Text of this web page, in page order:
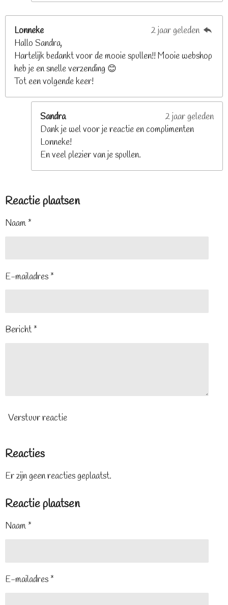
Lonneke
2 jaar geleden
Hallo Sandra,
Hartelijk bedankt voor de mooie spullen!! Mooie webshop
heb je en snelle verzending 😊
Tot een volgende keer!
Sandra
2 jaar geleden
Dank je wel voor je reactie en complimenten
Lonneke!
En veel plezier van je spullen.
Reactie plaatsen
Naam *
E-mailadres *
Bericht *
Verstuur reactie
Reacties
Er zijn geen reacties geplaatst.
Reactie plaatsen
Naam *
E-mailadres *